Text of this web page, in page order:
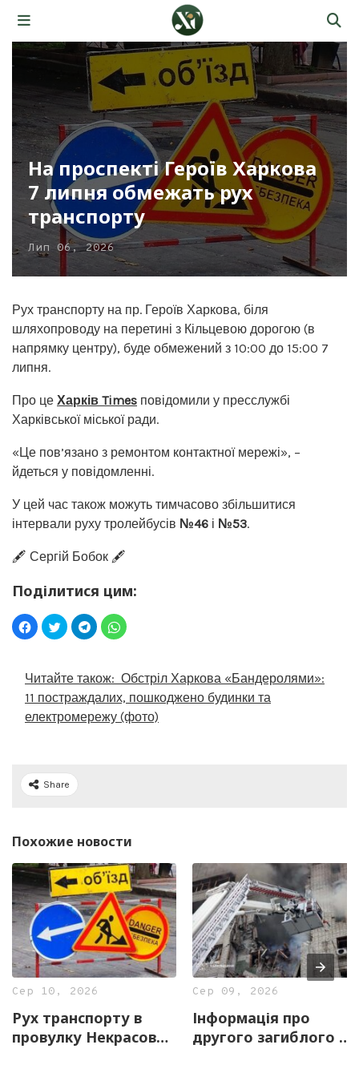
На проспекті Героїв Харкова
7 липня обмежать рух
транспорту
Лип 06, 2026
Рух транспорту на пр. Героїв Харкова, біля
шляхопроводу на перетині з Кільцевою дорогою (в
напрямку центру), буде обмежений з 10:00 до 15:00 7
липня.
Про це Харків Times повідомили у пресслужбі
Харківської міської ради.
«Це пов’язано з ремонтом контактної мережі», –
йдеться у повідомленні.
У цей час також можуть тимчасово збільшитися
інтервали руху тролейбусів №46 і №53.
🖋️ Сергій Бобок 🖋️
Поділитися цим:
Читайте також: Обстріл Харкова «Бандеролями»:
11 постраждалих, пошкоджено будинки та
електромережу (фото)
Share
Похожие новости
Сер 10, 2026
Рух транспорту в
провулку Некрасова
Сер 09, 2026
Інформація про
другого загиблого у